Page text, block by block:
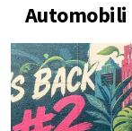
Automobili